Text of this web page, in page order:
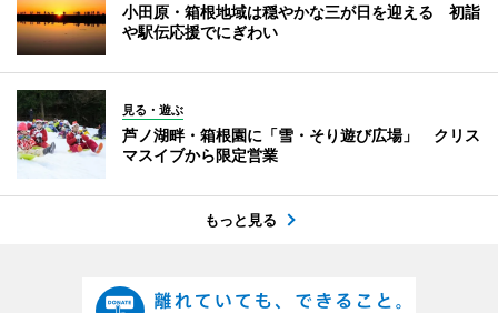
小田原・箱根地域は穏やかな三が日を迎える 初詣
や駅伝応援でにぎわい
見る・遊ぶ
芦ノ湖畔・箱根園に「雪・そり遊び広場」 クリス
マスイブから限定営業
もっと見る